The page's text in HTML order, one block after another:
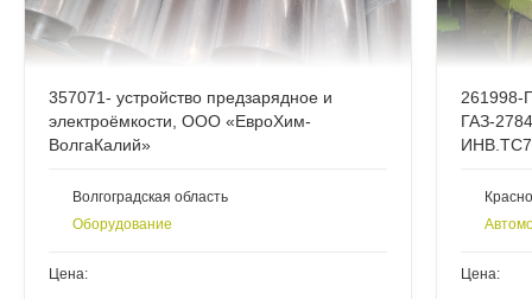
357071- устройство предзарядное и
электроёмкости, ООО «ЕвроХим-
ВолгаКалий»
Волгоградская область
Оборудование
Цена:
261998-
ГАЗ-
Цена: